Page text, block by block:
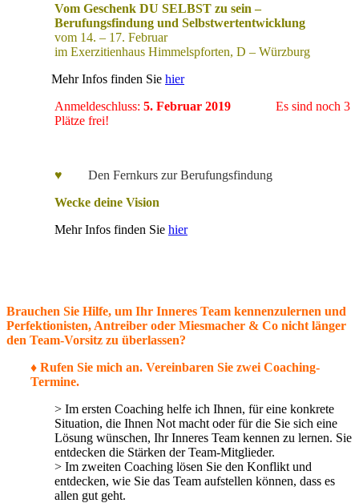
Vom Geschenk DU SELBST zu sein –
Berufungsfindung und Selbstwertentwicklung
vom 14. – 17. Februar
im Exerzitienhaus Himmelspforten, D – Würzburg
Mehr Infos finden Sie hier
Anmeldeschluss: 5. Februar 2019
Es sind noch 3
Plätze frei!
♥
Den Fernkurs zur Berufungsfindung
Wecke deine Vision
Mehr Infos finden Sie hier
Brauchen Sie Hilfe, um Ihr Inneres Team kennenzulernen und
Perfektionisten, Antreiber oder Miesmacher & Co nicht länger
den Team-Vorsitz zu überlassen?
♦ Rufen Sie mich an. Vereinbaren Sie zwei Coaching-
Termine.
> Im ersten Coaching helfe ich Ihnen, für eine konkrete
Situation, die Ihnen Not macht oder für die Sie sich eine
Lösung wünschen, Ihr Inneres Team kennen zu lernen. Sie
entdecken die Stärken der Team-Mitglieder.
> Im zweiten Coaching lösen Sie den Konflikt und
entdecken, wie Sie das Team aufstellen können, dass es
allen gut geht.